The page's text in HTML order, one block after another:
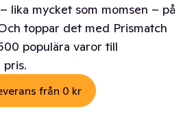
lika mycket som momsen – på
toppar det med Prismatch
populära varor till
pris.
från 0 kr